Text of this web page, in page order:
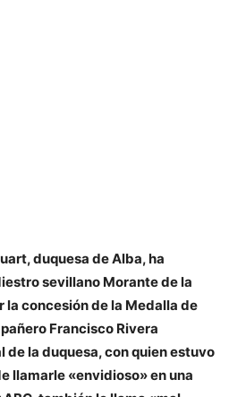
duquesa de Alba, ha
sevillano Morante de la
la concesión de la Medalla de
Francisco Rivera
de la duquesa, con quien estuvo
llamarle «envidioso» en una